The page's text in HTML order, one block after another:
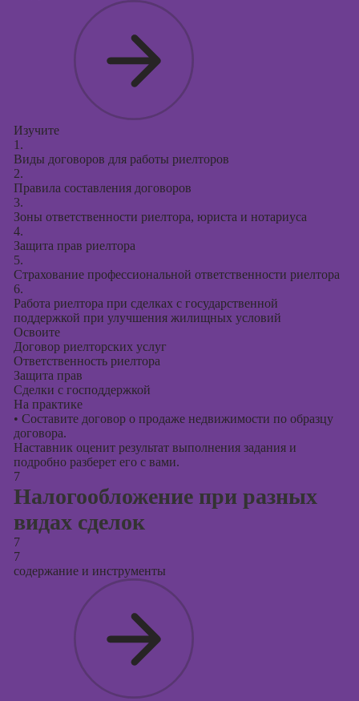
Изучите
1.
Виды договоров для работы риелторов
2.
Правила составления договоров
3.
Зоны ответственности риелтора, юриста и нотариуса
4.
Защита прав риелтора
5.
Страхование профессиональной ответственности риелтора
6.
Работа риелтора при сделках с государственной
поддержкой при улучшения жилищных условий
Освоите
Договор риелторских услуг
Ответственность риелтора
Защита прав
Сделки с господдержкой
На практике
• Составите договор о продаже недвижимости по образцу
договора.
Наставник оценит результат выполнения задания и
подробно разберет его с вами.
7
Налогообложение при разных
видах сделок
7
7
содержание и инструменты